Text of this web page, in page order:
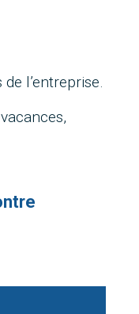
l’entreprise.